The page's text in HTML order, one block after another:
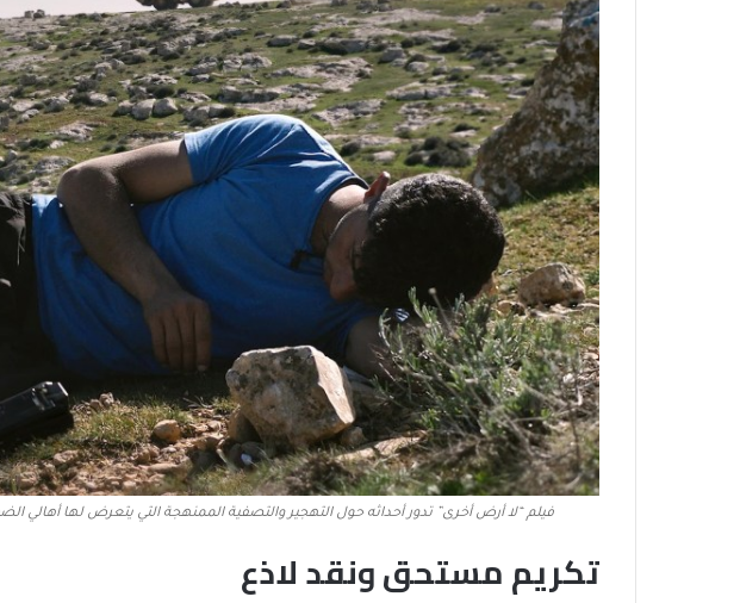
فيلم “لا أرض أخرى” تدور أحداثه حول التهجير والتصفية الممنهجة التي يتعرض لها أهالي
تكريم مستحق ونقد لاذع